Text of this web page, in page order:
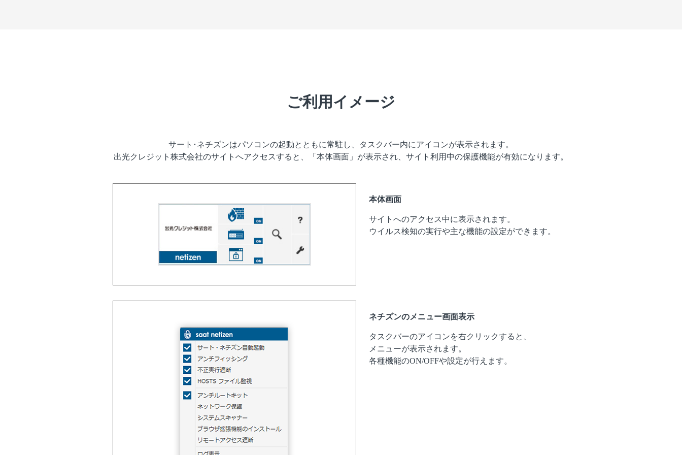
ご利用イメージ
サート･ネチズンはパソコンの起動とともに常駐し、タスクバー内にアイコンが表示されます。
出光クレジット株式会社のサイトへアクセスすると、「本体画面」が表示され、サイト利用中の保護機能が有効になります。
本体画面
サイトへのアクセス中に表示されます。
ウイルス検知の実行や主な機能の設定ができます。
ネチズンのメニュー画面表示
タスクバーのアイコンを右クリックすると、
メニューが表示されます。
各種機能のON/OFFや設定が行えます。